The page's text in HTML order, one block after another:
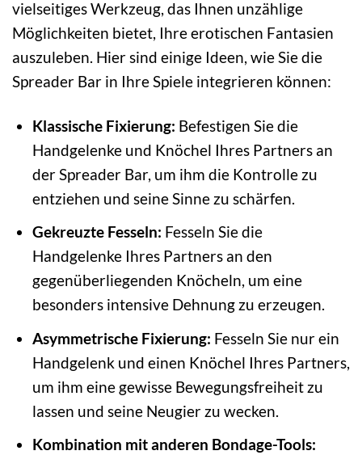
vielseitiges Werkzeug, das Ihnen unzählige
Möglichkeiten bietet, Ihre erotischen Fantasien
auszuleben. Hier sind einige Ideen, wie Sie die
Spreader Bar in Ihre Spiele integrieren können:
Klassische Fixierung: Befestigen Sie die
Handgelenke und Knöchel Ihres Partners an
der Spreader Bar, um ihm die Kontrolle zu
entziehen und seine Sinne zu schärfen.
Gekreuzte Fesseln: Fesseln Sie die
Handgelenke Ihres Partners an den
gegenüberliegenden Knöcheln, um eine
besonders intensive Dehnung zu erzeugen.
Asymmetrische Fixierung: Fesseln Sie nur ein
Handgelenk und einen Knöchel Ihres Partners,
um ihm eine gewisse Bewegungsfreiheit zu
lassen und seine Neugier zu wecken.
Kombination mit anderen Bondage-Tools: